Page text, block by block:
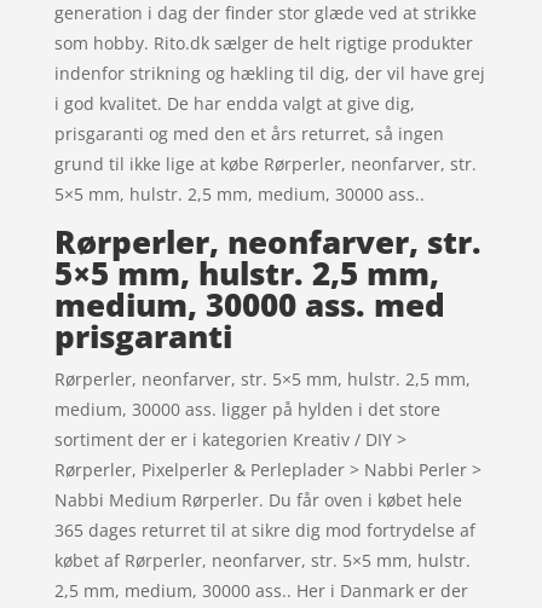
generation i dag der finder stor glæde ved at strikke
som hobby. Rito.dk sælger de helt rigtige produkter
indenfor strikning og hækling til dig, der vil have grej
i god kvalitet. De har endda valgt at give dig,
prisgaranti og med den et års returret, så ingen
grund til ikke lige at købe Rørperler, neonfarver, str.
5×5 mm, hulstr. 2,5 mm, medium, 30000 ass..
Rørperler, neonfarver, str.
5×5 mm, hulstr. 2,5 mm,
medium, 30000 ass. med
prisgaranti
Rørperler, neonfarver, str. 5×5 mm, hulstr. 2,5 mm,
medium, 30000 ass. ligger på hylden i det store
sortiment der er i kategorien Kreativ / DIY >
Rørperler, Pixelperler & Perleplader > Nabbi Perler >
Nabbi Medium Rørperler. Du får oven i købet hele
365 dages returret til at sikre dig mod fortrydelse af
købet af Rørperler, neonfarver, str. 5×5 mm, hulstr.
2,5 mm, medium, 30000 ass.. Her i Danmark er der